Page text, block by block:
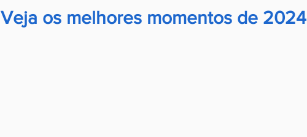
Veja os melhores momentos de 2024